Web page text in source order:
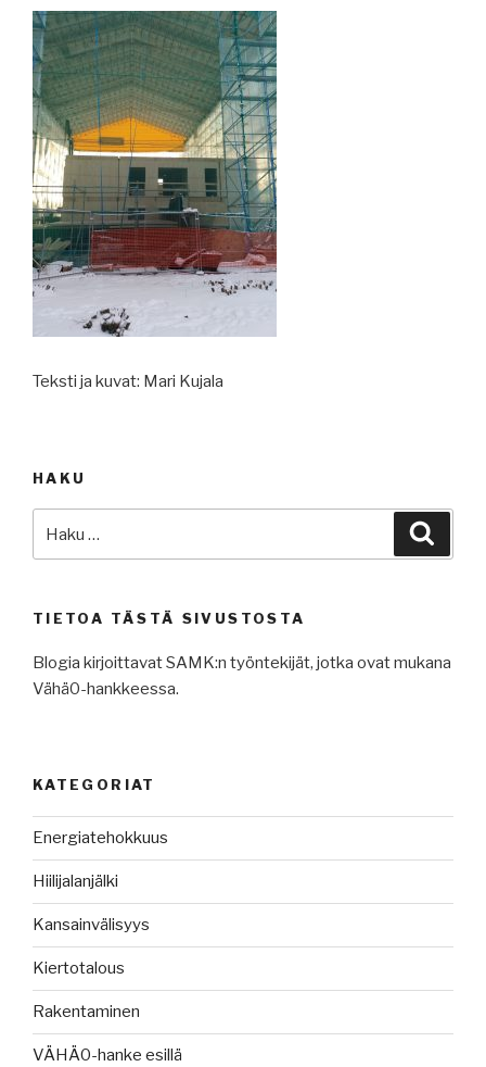
Teksti ja kuvat: Mari Kujala
HAKU
TIETOA TÄSTÄ SIVUSTOSTA
Blogia kirjoittavat SAMK:n työntekijät, jotka ovat mukana
Vähä0-hankkeessa.
KATEGORIAT
Energiatehokkuus
Hiilijalanjälki
Kansainvälisyys
Kiertotalous
Rakentaminen
VÄHÄ0-hanke esillä